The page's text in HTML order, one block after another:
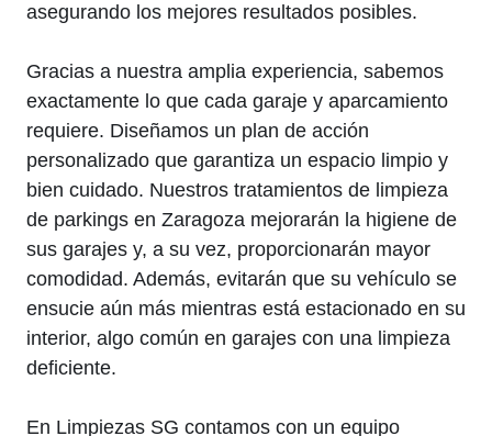
asegurando los mejores resultados posibles.
Gracias a nuestra amplia experiencia, sabemos
exactamente lo que cada garaje y aparcamiento
requiere. Diseñamos un plan de acción
personalizado que garantiza un espacio limpio y
bien cuidado. Nuestros tratamientos de limpieza
de parkings en Zaragoza mejorarán la higiene de
sus garajes y, a su vez, proporcionarán mayor
comodidad. Además, evitarán que su vehículo se
ensucie aún más mientras está estacionado en su
interior, algo común en garajes con una limpieza
deficiente.
En Limpiezas SG contamos con un equipo